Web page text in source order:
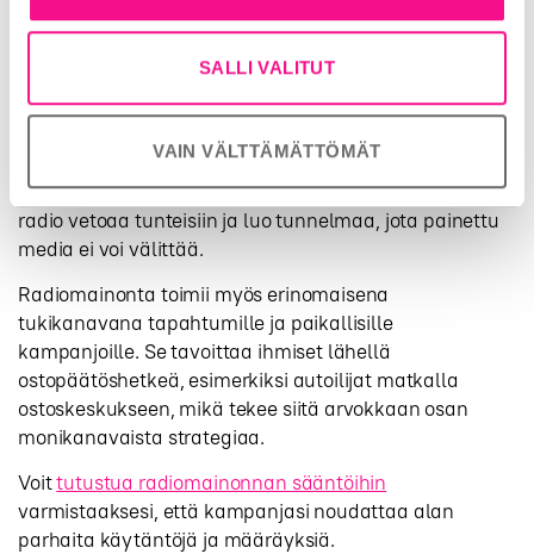
SALLI VALITUT
VAIN VÄLTTÄMÄTTÖMÄT
äänimaailma toistuu radiossa, se palauttaa mieleen
TV:ssä nähdyn mainoksen ja vahvistaa sen vaikutusta
Printtimainonnan kanssa yhdistettynä radio tuo
kampanjaan dynaamisen elementin. Printti voi tarjota
yksityiskohtaista tietoa ja visuaalisen ilmeen, kun taas
radio vetoaa tunteisiin ja luo tunnelmaa, jota painettu
media ei voi välittää.
Radiomainonta toimii myös erinomaisena
tukikanavana tapahtumille ja paikallisille
kampanjoille. Se tavoittaa ihmiset lähellä
ostopäätöshetkeä, esimerkiksi autoilijat matkalla
ostoskeskukseen, mikä tekee siitä arvokkaan osan
monikanavaista strategiaa.
Voittutustua radiomainonnan sääntöihin
varmistaaksesi, että kampanjasi noudattaa alan
parhaita käytäntöjä ja määräyksiä.